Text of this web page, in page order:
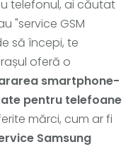
telefonul, ai căutat
"service GSM
să începi, te
oferă o
smartphone-
pentru telefoane
mărci, cum ar fi
Samsung